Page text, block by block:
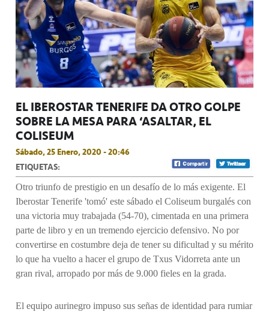
EL IBEROSTAR TENERIFE DA OTRO GOLPE
SOBRE LA MESA PARA ‘ASALTAR’ EL
COLISEUM
Sábado, 25 Enero, 2020 - 20:46
ETIQUETAS:
Otro triunfo de prestigio en un desafío de lo más exigente. El
Iberostar Tenerife 'tomó' este sábado el Coliseum burgalés con
una victoria muy trabajada (54-70), cimentada en una primera
parte de libro y en un tremendo ejercicio defensivo. No por
convertirse en costumbre deja de tener su dificultad y su mérito
lo que ha vuelto a hacer el grupo de Txus Vidorreta ante un
gran rival, arropado por más de 9.000 fieles en la grada.
El equipo aurinegro impuso sus señas de identidad para rumiar